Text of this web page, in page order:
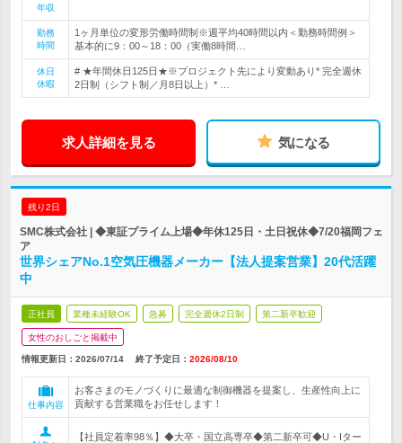
年収
勤務
時間
1ヶ月単位の変形労働時間制※週平均40時間以内＜勤務時間例＞
基本的に9：00～18：00（実働8時間…
休日
休暇
# ★年間休日125日★※プロジェクト先により変動あり* 完全週休
2日制（シフト制／月8日以上）* …
求人詳細を見る 気になる
残り2日
SMC株式会社 | ◆東証プライム上場◆年休125日・土日祝休◆7/20福岡フェ
ア
世界シェアNo.1空気圧機器メーカー【法人提案営業】20代活躍
中
正社員 業種未経験OK 急募 完全週休2日制 第二新卒歓迎
女性のおしごと掲載中
情報更新日：2026/07/14 終了予定日： 2026/08/10
仕事内容
お客さまのモノづくりに最適な制御機器を提案し、生産性向上に
貢献する営業職をお任せします！
【社員定着率98％】◆大卒・国立高専卒◆第二新卒可◆U・Iター